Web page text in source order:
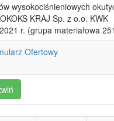
wysokociśnieniowych
KRAJ Sp. z o.o. KWK
r. (grupa materiałowa
Ofertowy